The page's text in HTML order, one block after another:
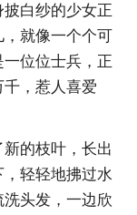
白纱的少女正
就像一个个可
位位士兵，正
，惹人喜爱
的枝叶，长出
轻轻地拂过水
头发，一边欣